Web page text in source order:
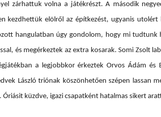
zárhattuk volna a játékrészt. A második
kezdhettük elölről az építkezést, ugyanis
hangulatban úgy gondolom, hogy mi tudtunk
és megérkeztek az extra kosarak. Somi Zsolt
a legjobbkor érkeztek Orvos Ádám
László triónak köszönhetően szépen
küzdve, igazi csapatként hatalmas sikert